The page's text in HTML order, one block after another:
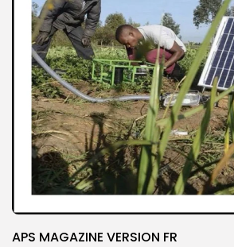
APS MAGAZINE VERSION FR